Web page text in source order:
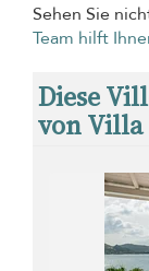
Sehen Sie
Team hilft
Diese
von